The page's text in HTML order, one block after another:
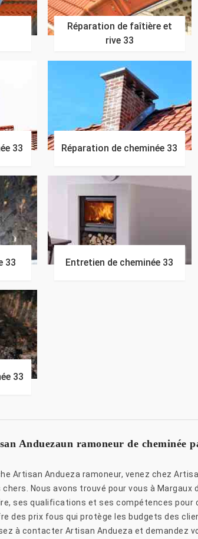
Réparation de faîtière et
rive 33
33 Réparation de cheminée 33
33 Entretien de cheminée 33
33
Anduezaun ramoneur de cheminée
Artisan Andueza ramoneur, venez chez
Nous avons trouvé pour vous à Margaux
ses qualifications et ses compétences pour
des prix fous qui protège les budgets des
à contacter Artisan Andueza et demandez